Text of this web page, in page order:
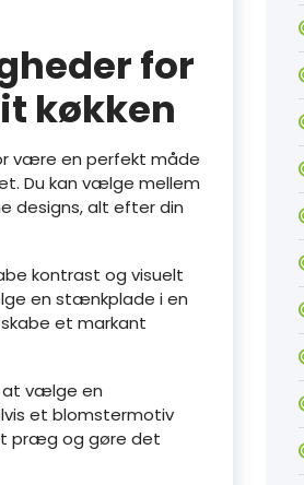
for
køkken
være en perfekt måde
Du kan vælge mellem
designs, alt efter din
kontrast og visuelt
en stænkplade i en
et markant
at vælge en
et blomstermotiv
præg og gøre det